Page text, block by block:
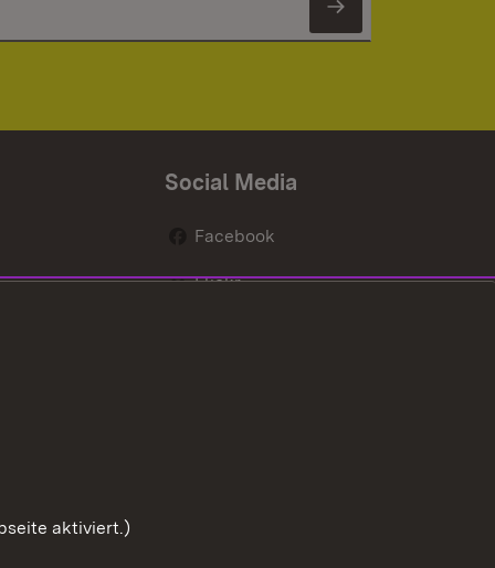
Newsletter
Social Media
Facebook
Flickr
aktiviert.)